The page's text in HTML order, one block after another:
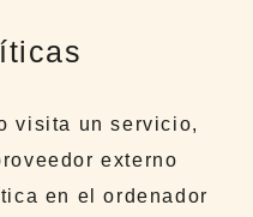
visita un servicio,
externo
en el ordenador